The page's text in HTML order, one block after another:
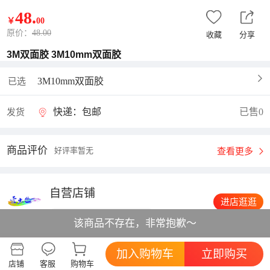
￥48.00
原价： 48.00 收藏 分享
3M双面胶 3M10mm双面胶
已选 3M10mm双面胶
发货 快递：包邮 已售0
商品评价 好评率暂无 查看更多
自营店铺
进店逛逛
该商品不存在，非常抱歉～
店铺 客服 购物车
加入购物车 立即购买